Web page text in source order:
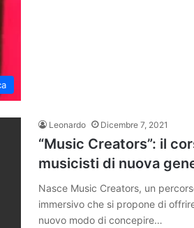
Leonardo Dicembre 7, 2021
“Music Creators”: il
musicisti di nuova
Nasce Music Creators, un
immersivo che si propone di
nuovo modo di concepire…